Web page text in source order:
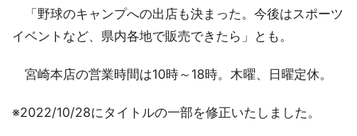
「野球のキャンプへの出店も決まった。今後はスポーツ
イベントなど、県内各地で販売できたら」とも。
宮崎本店の営業時間は10時～18時。木曜、日曜定休。
※2022/10/28にタイトルの一部を修正いたしました。